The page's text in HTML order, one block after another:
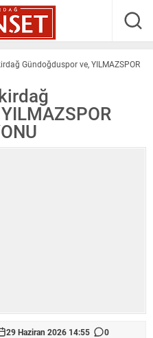
Gündoğduspor ve, YILMAZSPOR
29 Haziran 2026 14:55
0